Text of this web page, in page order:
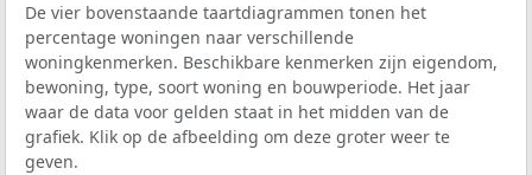
De vier bovenstaande taartdiagrammen tonen het
percentage woningen naar verschillende
woningkenmerken. Beschikbare kenmerken zijn eigendom,
bewoning, type, soort woning en bouwperiode. Het jaar
waar de data voor gelden staat in het midden van de
grafiek. Klik op de afbeelding om deze groter weer te
geven.